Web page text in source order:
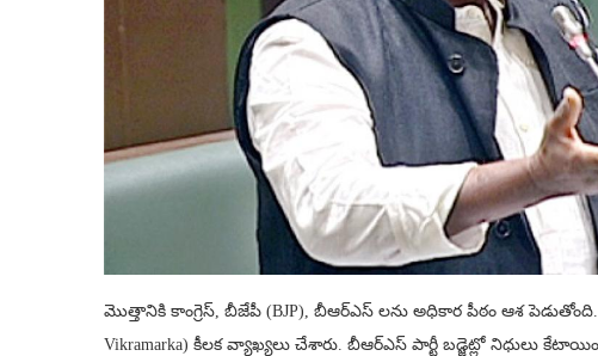
మొత్తానికి కాంగ్రెస్, బీజేపీ (BJP), బీఆర్‌ఎస్‌ లను అధికార పీఠం ఆశ పెడుతోంది.
Vikramarka) కీలక వ్యాఖ్యలు చేశారు. బీఆర్ఎస్ పార్టీ బడ్జెట్లో నిధులు